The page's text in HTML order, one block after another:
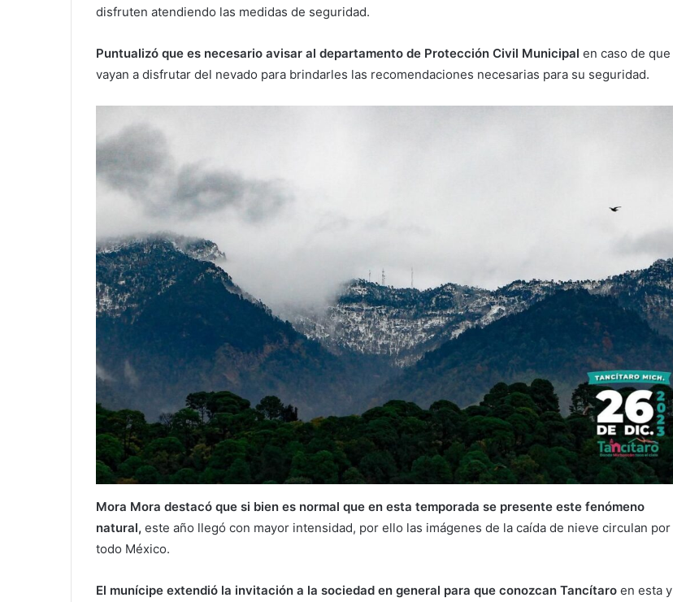
disfruten atendiendo las medidas de seguridad.
Puntualizó que es necesario avisar al departamento de Protección Civil Municipal en caso de que
vayan a disfrutar del nevado para brindarles las recomendaciones necesarias para su seguridad.
Mora Mora destacó que si bien es normal que en esta temporada se presente este fenómeno
natural, este año llegó con mayor intensidad, por ello las imágenes de la caída de nieve circulan por
todo México.
El munícipe extendió la invitación a la sociedad en general para que conozcan Tancítaro en esta y